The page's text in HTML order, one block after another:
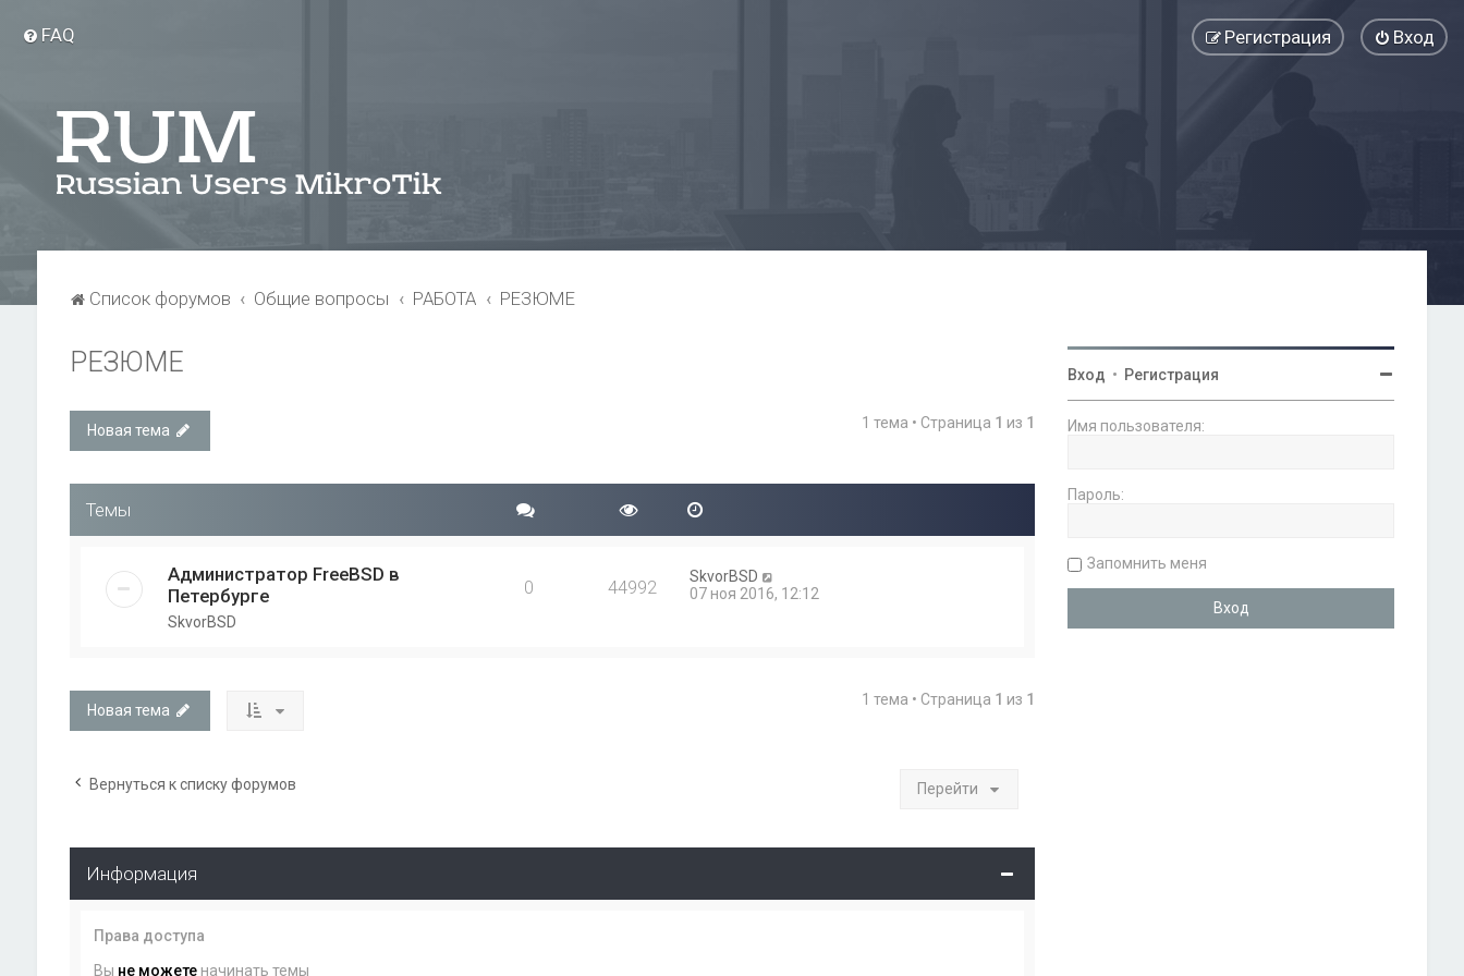
FAQ Вход
Регистрация
Список форумов Общие вопросы РАБОТА РЕЗЮМЕ
РЕЗЮМЕ
Новая тема 1 тема • Страница 1 из 1
Темы
Администратор FreeBSD в
Петербурге
SkvorBSD
0 44992
SkvorBSD
07 ноя 2016, 12:12
Новая тема
1 тема • Страница 1 из 1
Вернуться к списку форумов Перейти
Информация
Права доступа
Вы не можетеначинать темы
Вход • Регистрация
Имя пользователя:
Пароль:
Запомнить меня